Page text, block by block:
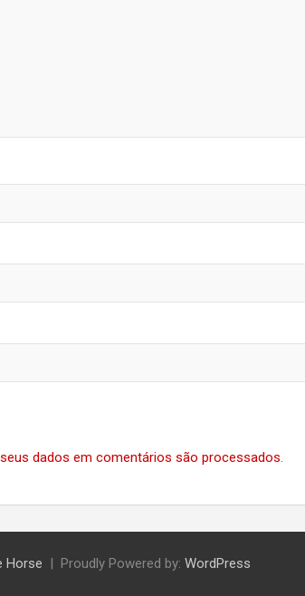
dados em comentários são processados.
Horse Proudly Powered by: WordPress